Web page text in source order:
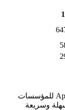
يوفر برنامج إدارة الأعمال Apple Business Manager للمؤسسات
وسريعة